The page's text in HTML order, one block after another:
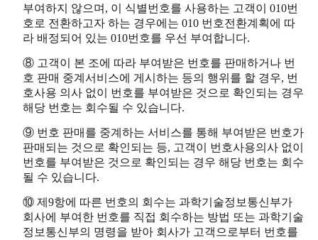
부여하지 않으며, 이 식별번호를 사용하는 고객이 010번
호로 전환하고자 하는 경우에는 010 번호전환계획에 따
라 배정되어 있는 010번호를 우선 부여합니다.
⑧ 고객이 본 조에 따라 부여받은 번호를 판매하거나 번
호 판매 중계서비스에 게시하는 등의 행위를 할 경우, 번
호사용 의사 없이 번호를 부여받은 것으로 확인되는 경우
해당 번호는 회수될 수 있습니다.
⑨ 번호 판매를 중계하는 서비스를 통해 부여받은 번호가
판매되는 것으로 확인되는 등, 고객이 번호사용의사 없이
번호를 부여받은 것으로 확인되는 경우 해당 번호는 회수
될 수 있습니다.
⑩ 제9항에 따른 번호의 회수는 과학기술정보통신부가
회사에 부여한 번호를 직접 회수하는 방법 또는 과학기술
정보통신부의 명령을 받아 회사가 고객으로부터 번호를